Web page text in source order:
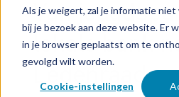
Als je weigert, zal je informatie
bij je bezoek aan deze website. Er
in je browser geplaatst om te
gevolgd wilt worden.
Cookie-instellingen
Van
lokale bank
Ledenraad